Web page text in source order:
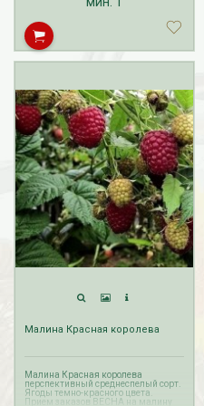
Малина Красная королева
Малина Красная королева
перспективный среднеспелый сорт.
Ягоды темно-красного цвета.
Прием заказов ВЕСНА на малину